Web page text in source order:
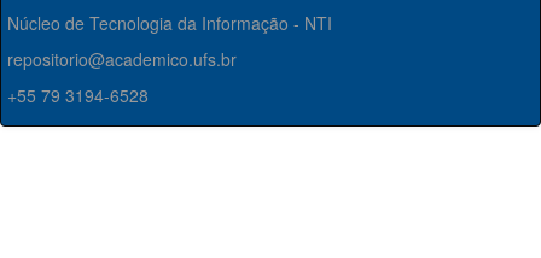
Núcleo de Tecnologia da Informação - NTI
repositorio@academico.ufs.br
+55 79 3194-6528